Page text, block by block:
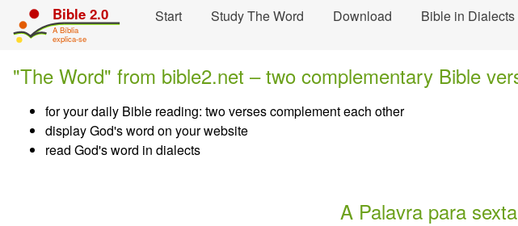
Skip navigation and move to Contents...
Bible 2.0
A Bíblia
explica-se
Start Study The Word Download Bible in Dialects
"The Word" from bible2.net – two complementary Bible
for your daily Bible reading: two verses complement each other
display God's word on your website
read God's word in dialects
A Palavra para